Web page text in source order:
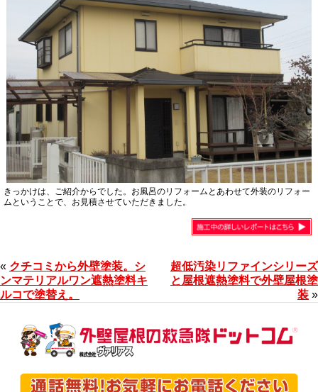
きっかけは、ご紹介からでした。お風呂のリフォームとあわせて外装のリフォー
ムということで、お見積させていただきました。
« クチコミから外壁塗装。シ
ンマテリアルワン遮熱塗料キ
ルコで塗替え。
超低汚染リファインシリーズ
と屋根遮熱塗料で外壁屋根塗
装 »